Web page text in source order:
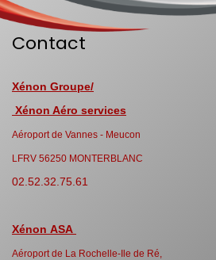
Contact
Xénon Groupe/
Xénon Aéro services
Aéroport de Vannes - Meucon
LFRV 56250 MONTERBLANC
02.52.32.75.61
Xénon ASA
Aéroport de La Rochelle-Ile de Ré,